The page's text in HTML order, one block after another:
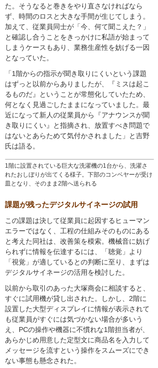
1階に設置されている巨大な洗濯機の1台から、洗濯さ
れたおしぼりが出てくる様子。下部のコンベヤーが受け
皿となり、そのまま2階へ送られる
た。そうなると巻きをやり直さなければなら
ず、時間のロスと大きな手間が生じてしまう。
加えて、従業員同士が「今、何て聞こえた？」
と確認し合うことをきっかけに私語が始まって
しまうケースもあり、業務生産性を妨げる一因
となっていた。
「1階からの指示が聞き取りにくいという課題
はずっと以前からありましたが、『ミスは起こ
るものだ』ということが常態化していたため、
何となく見過ごしたままになっていました。最
近になって新人の従業員から『アナウンスが聞
き取りにくい』と指摘され、放置すべき問題で
はないとあらためて気付かされました」と吉野
氏は語る。
課題が残ったデジタルサイネージの試用
この課題は決して従業員に起因するヒューマン
エラーではなく、工程の仕組みそのものにある
と考えた同社は、改善策を模索。機械音に妨げ
られずに情報を伝達するには、「聴覚」より
「視覚」が適しているとの判断に至り、まずは
デジタルサイネージの活用を検討した。
以前から取引のあった大塚商会に相談すると、
すぐに試用機が貸し出された。しかし、2階に
設置した大型ディスプレイに情報が表示されて
も従業員がすぐには気づかない場合が多いう
え、PCの操作や機器に不慣れな1階担当者が、
あらかじめ用意した定型文に商品名を入力して
メッセージを流すという操作をスムーズにでき
ない事態も懸念された。